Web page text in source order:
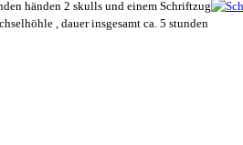
händen 2 skulls und einem Schriftzug
, dauer insgesamt ca. 5 stunden